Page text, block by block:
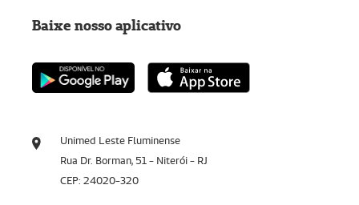
Unimed Leste Fluminense
Rua Dr. Borman, 51 - Niterói - RJ
CEP: 24020-320
Baixe nosso aplicativo